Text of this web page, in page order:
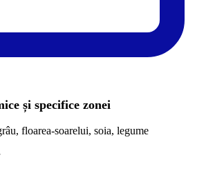
și specifice zonei
floarea-soarelui, soia, legume